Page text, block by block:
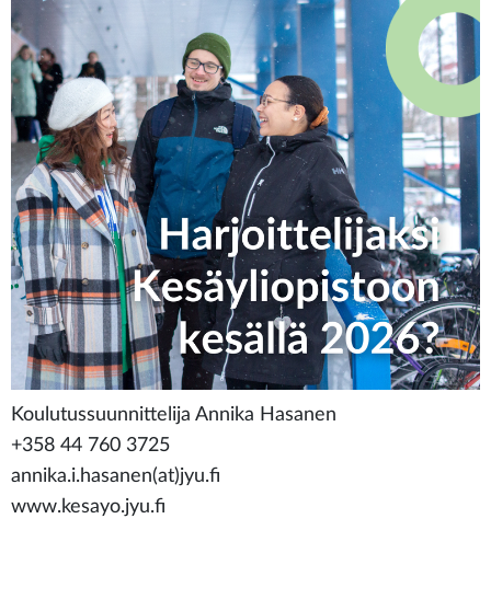
Koulutussuunnittelija Annika Hasanen
+358 44 760 3725
annika.i.hasanen(at)jyu.fi
www.kesayo.jyu.fi